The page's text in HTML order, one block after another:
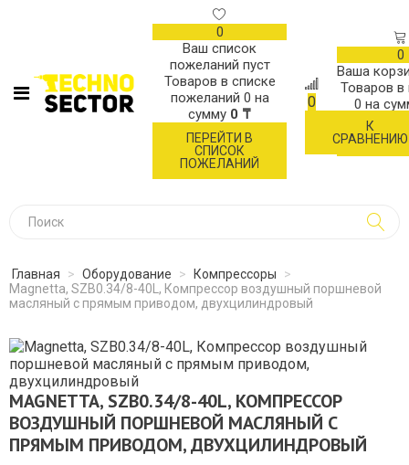
0
Ваш список
пожеланий пуст
Товаров в списке
пожеланий 0 на
сумму 0 ₸
ПЕРЕЙТИ В
СПИСОК
ПОЖЕЛАНИЙ
0
К
СРАВНЕНИЮ
0
Ваша
Товаров в
0 на
Главная > Оборудование > Компрессоры
>
Magnetta, SZB0.34/8-40L, Компрессор воздушный поршневой
масляный с прямым приводом, двухцилиндровый
MAGNETTA, SZB0.34/8-40L, КОМПРЕССОР
ВОЗДУШНЫЙ ПОРШНЕВОЙ МАСЛЯНЫЙ С
ПРЯМЫМ ПРИВОДОМ, ДВУХЦИЛИНДРОВЫЙ